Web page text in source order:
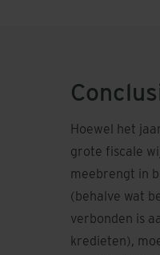
Hoewel het
grote fiscale
meebrengt in
(behalve wat
verbonden is
kredieten),